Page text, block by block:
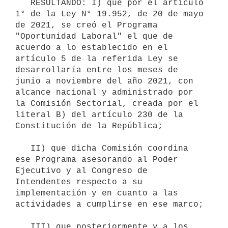
1° de la Ley N° 19.952, de 20 de mayo
de 2021, se creó el Programa
"Oportunidad Laboral" el que de
acuerdo a lo establecido en el
artículo 5 de la referida Ley se
desarrollaría entre los meses de
junio a noviembre del año 2021, con
alcance nacional y administrado por
la Comisión Sectorial, creada por el
literal B) del artículo 230 de la
Constitución de la República;
ese Programa asesorando al Poder
Ejecutivo y al Congreso de
Intendentes respecto a su
implementación y en cuanto a las
actividades a cumplirse en ese marco;